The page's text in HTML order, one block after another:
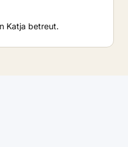
Katja betreut.